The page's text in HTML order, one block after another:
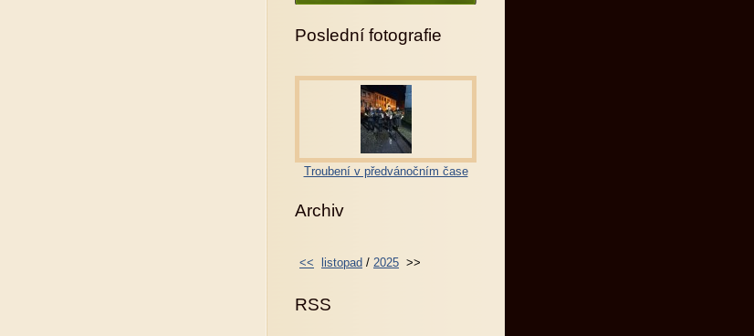
Poslední fotografie
Troubení v předvánočním čase
Archiv
<< listopad / 2025 >>
RSS